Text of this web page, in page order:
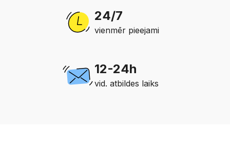
24/7
vienmēr pieejami
12-24h
vid. atbildes laiks